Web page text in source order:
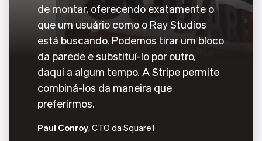
de montar, oferecendo exatamente o
que um usuário como o Ray Studios
está buscando. Podemos tirar um bloco
da parede e substituí-lo por outro,
daqui a algum tempo. A Stripe permite
combiná-los da maneira que
preferirmos.
Paul Conroy, CTO da Square1